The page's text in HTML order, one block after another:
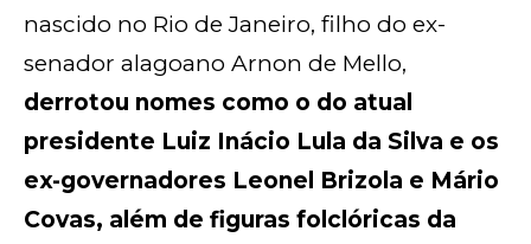
nascido no Rio de Janeiro, filho do ex-
senador alagoano Arnon de Mello,
derrotou nomes como o do atual
presidente Luiz Inácio Lula da Silva e os
ex-governadores Leonel Brizola e Mário
Covas, além de figuras folclóricas da